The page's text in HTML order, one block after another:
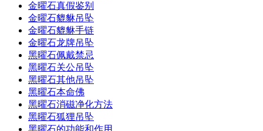
金曜石真假鉴别
金曜石貔貅吊坠
金曜石貔貅手链
金曜石龙牌吊坠
黑曜石佩戴禁忌
黑曜石关公吊坠
黑曜石其他吊坠
黑曜石本命佛
黑曜石消磁净化方法
黑曜石狐狸吊坠